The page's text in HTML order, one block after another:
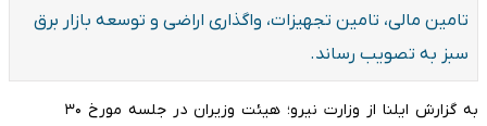
تامین مالی، تامین تجهیزات، واگذاری اراضی و توسعه بازار برق
سبز به تصویب رساند.
به گزارش ایلنا از وزارت نیرو؛ هیئت وزیران در جلسه مورخ ۳۰